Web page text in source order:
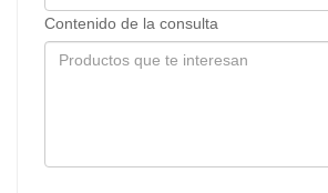
Contenido de la consulta